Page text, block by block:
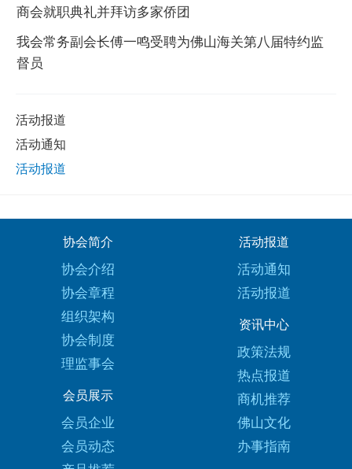
商会就职典礼并拜访多家侨团
我会常务副会长傅一鸣受聘为佛山海关第八届特约监
督员
活动报道
活动通知
活动报道
协会简介
协会介绍
协会章程
组织架构
协会制度
理监事会
活动报道
活动通知
活动报道
资讯中心
政策法规
热点报道
商机推荐
佛山文化
办事指南
会员展示
会员企业
会员动态